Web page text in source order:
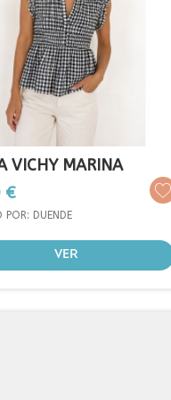
Avril
POR: ARUMES, JABONES Y VELAS
ENGADIR CARRIÑO